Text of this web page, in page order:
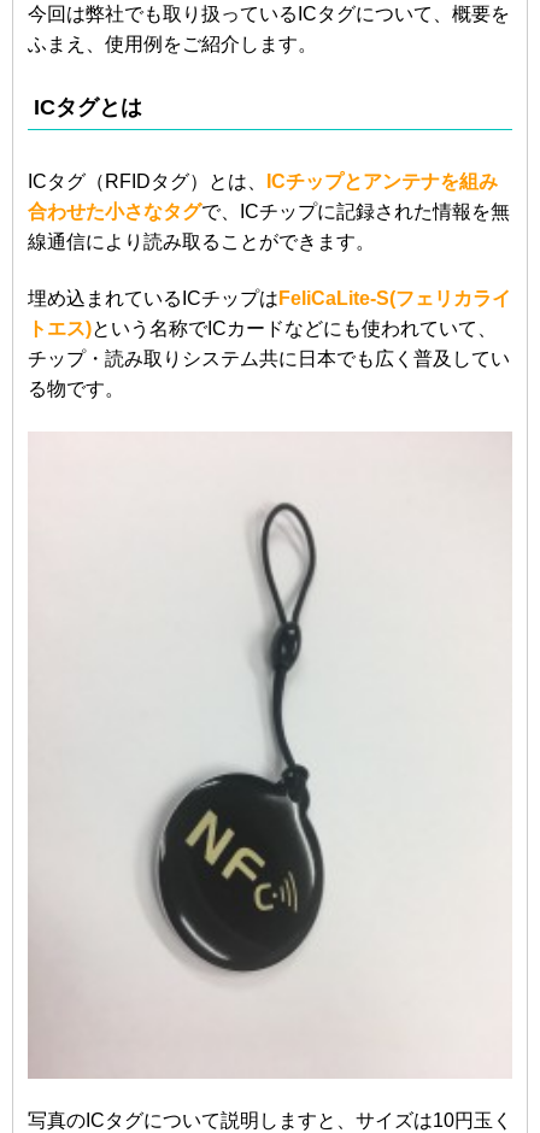
今回は弊社でも取り扱っているICタグについて、概要を
ふまえ、使用例をご紹介します。
ICタグとは
ICタグ（RFIDタグ）とは、
ICチップとアンテナを組み
合わせた小さなタグで、ICチップに記録された情報を無
線通信により読み取ることができます。
埋め込まれているICチップは FeliCaLite-S(フェリカライ
トエス)という名称でICカードなどにも使われていて、
チップ・読み取りシステム共に日本でも広く普及してい
る物です。
写真のICタグについて説明しますと、サイズは10円玉く